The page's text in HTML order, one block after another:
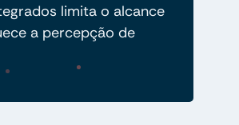
limita o alcance
a percepção de